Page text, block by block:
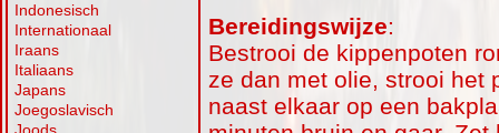
Indonesisch
Internationaal
Iraans
Italiaans
Japans
Joegoslavisch
Bereidingswijze:
Bestrooi de kippenpoten
ze dan met olie, strooi het
naast elkaar op een